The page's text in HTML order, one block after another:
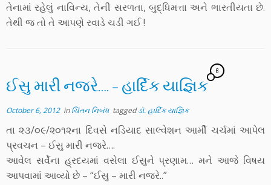
તેનામાં રહેલું નાવિન્ય, તેની સરળતા, બુદ્ધિમત્તા અને ભારતીયતા છે.
તેથી જ તો તે આપણે રવાડે ચડી ગઈ !
ઈસુ મારી નજરે…. – હાર્દિક યાજ્ઞિક
6
October 6, 2012inચિંતન નિબંધ taggedડૉ. હાર્દિક યાજ્ઞિક
તા ૨૩/૦૯/૨૦૧૨ના દિવસે નડિયાદ સાલ્વેશન આર્મી ચર્ચમાં આપેલ
પ્રવચન – ઈસુ મારી નજરે….
આવેલ સર્વેના હ્રદયમાં વસેલા ઈસુને પ્રણામ… મને આજે વિષય
આપવામાં આવ્યો છે – “ઈસુ – મારી નજરે..”